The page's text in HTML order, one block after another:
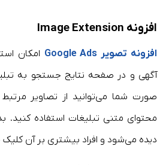
افزونه Image Extension
افزونه تصویر Google Ads
امکان
آگهی و در صفحه نتایج جستجو به
صورت شما می‌توانید از تصاویر
محتوای متنی تبلیغات استفاده کنید.
دیده می‌شود و افراد بیشتری بر آن کلیک